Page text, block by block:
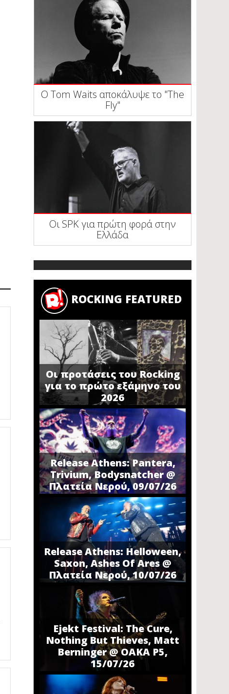
Ο Tom Waits αποκάλυψε το "The
Fly"
Οι SPK για πρώτη φορά στην
Ελλάδα
ROCKING FEATURED
Οι προτάσεις του Rocking
για το πρώτο εξάμηνο του
2026
Release Athens: Pantera,
Trivium, Bodysnatcher @
Πλατεία Νερού, 09/07/26
Release Athens: Helloween,
Saxon, Ashes Of Ares @
Πλατεία Νερού, 10/07/26
Ejekt Festival: The Cure,
Nothing But Thieves, Matt
Berninger @ ΟΑΚΑ P5,
15/07/26